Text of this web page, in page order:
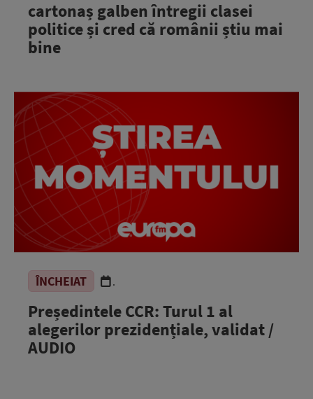
cartonaș galben întregii clasei
politice și cred că românii știu mai
bine
ÎNCHEIAT .
Președintele CCR: Turul 1 al
alegerilor prezidențiale, validat /
AUDIO